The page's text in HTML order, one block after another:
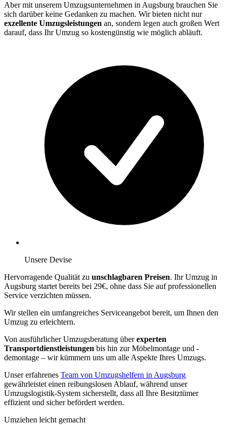
Aber mit unserem Umzugsunternehmen in Augsburg brauchen Sie
sich darüber keine Gedanken zu machen. Wir bieten nicht nur
exzellente Umzugsleistungen an, sondern legen auch großen Wert
darauf, dass Ihr Umzug so kostengünstig wie möglich abläuft.
Unsere Devise
Hervorragende Qualität zu unschlagbaren Preisen. Ihr Umzug in
Augsburg startet bereits bei 29€, ohne dass Sie auf professionellen
Service verzichten müssen.
Wir stellen ein umfangreiches Serviceangebot bereit, um Ihnen den
Umzug zu erleichtern.
Von ausführlicher Umzugsberatung überexperten
Transportdienstleistungen bis hin zur Möbelmontage und -
demontage – wir kümmern uns um alle Aspekte Ihres Umzugs.
Unser erfahrenes Team von Umzugshelfern in Augsburg
gewährleistet einen reibungslosen Ablauf, während unser
Umzugslogistik-System sicherstellt, dass all Ihre Besitztümer
effizient und sicher befördert werden.
Umziehen leicht gemacht